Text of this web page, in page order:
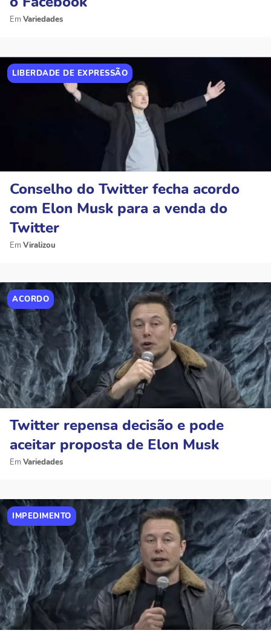
Variedades
LIBERDADE DE EXPRESSÃO
Conselho do Twitter fecha acordo
com Elon Musk para a venda do
Twitter
Viralizou
ACORDO
Twitter repensa decisão e pode
aceitar proposta de Elon Musk
Variedades
IMPEDIMENTO